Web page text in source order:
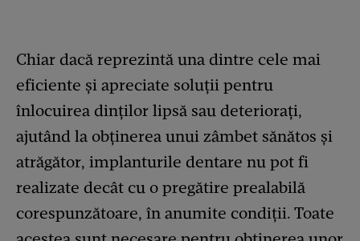
Chiar dacă reprezintă una dintre cele mai
eficiente și apreciate soluții pentru
înlocuirea dinților lipsă sau deteriorați,
ajutând la obținerea unui zâmbet sănătos și
atrăgător, implanturile dentare nu pot fi
realizate decât cu o pregătire prealabilă
corespunzătoare, în anumite condiții. Toate